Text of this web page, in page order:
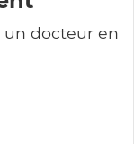
un docteur en